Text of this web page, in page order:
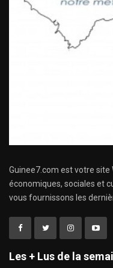
Guinee7.com est votre
économiques, sociales et
vous fournissons les
Les + Lus de la